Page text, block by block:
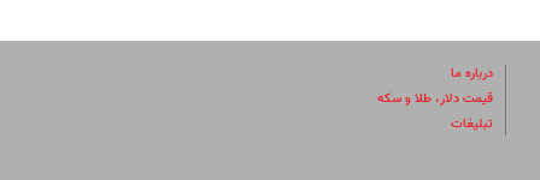
درباره ما
قیمت دلار، طلا و سکه
تبلیغات